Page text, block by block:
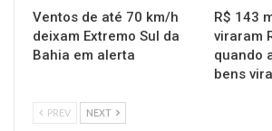
Ventos de até 70 km/h
deixam Extremo Sul da
Bahia em alerta
R$ 143
viraram
quando
bens
PREV NEXT